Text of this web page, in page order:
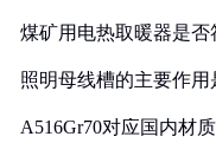
煤矿用电热取暖器是
照明母线槽的主要作用
A516Gr70对应国内材